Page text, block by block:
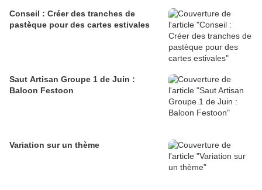
Conseil : Créer des tranches de
pastèque pour des cartes estivales
Saut Artisan Groupe 1 de Juin :
Baloon Festoon
Variation sur un thème